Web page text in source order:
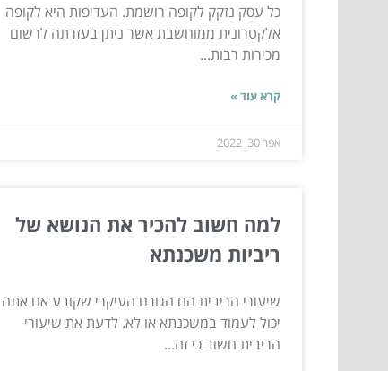
כל עסק נזקק לקופה רושמת. העדיפות היא לקופה
אלקטרונית ממוחשבת אשר ניתן בעזרתה לרשום
מכירות רבות...
קרא עוד »
אפר 30, 2022
למה חשוב להכיר את הנושא של
ריביות משכנתא
שיעורי הריבית הם הגורם העיקרי שקובע אם אתה
יכול לעמוד במשכנתא או לא. לדעת את שיעורי
הריבית חשוב כי זה...